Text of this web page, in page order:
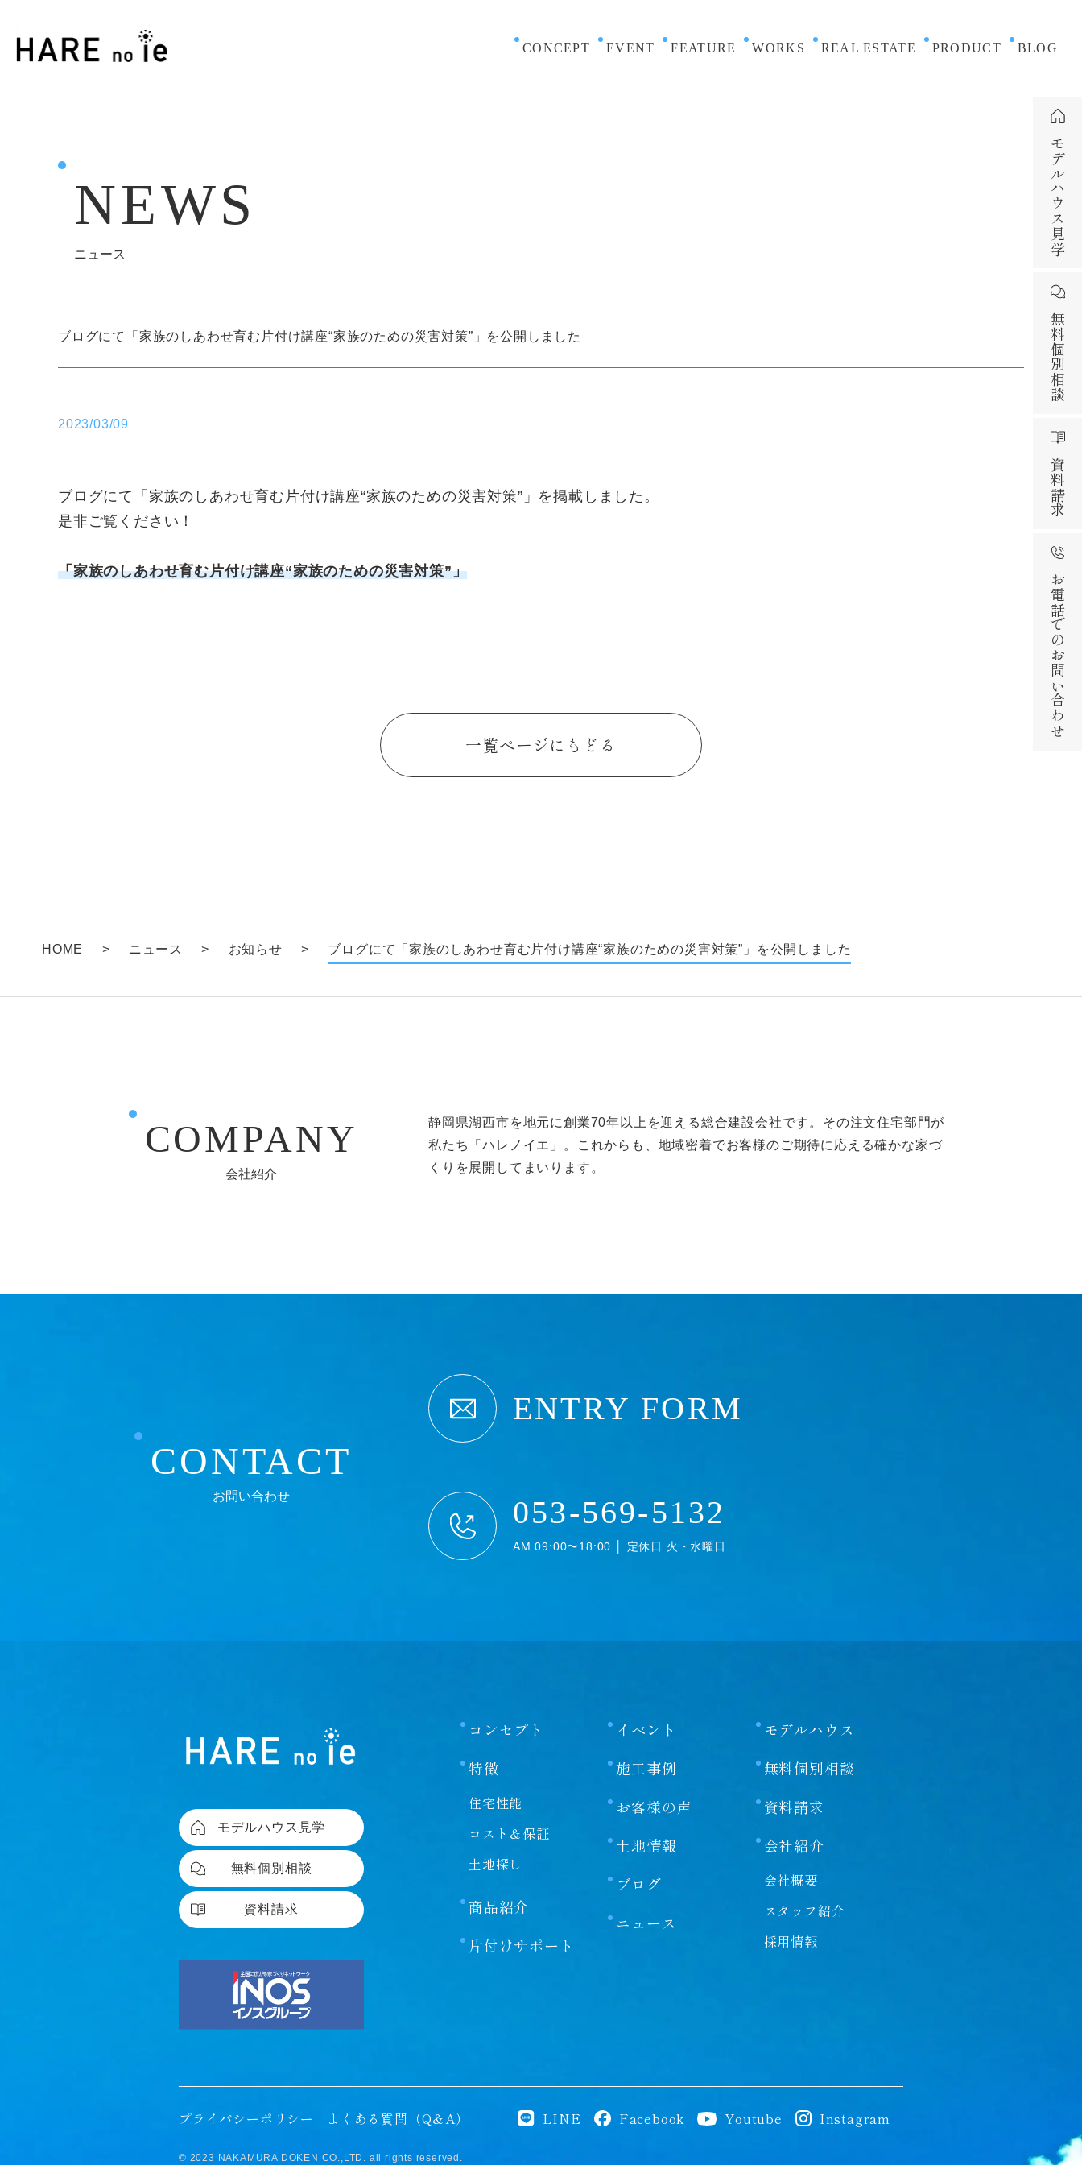
CONCEPT EVENT FEATURE WORKS REAL ESTATE PRODUCT BLOG
モデルハウス見学
無料個別相談
資料請求
お電話でのお問い合わせ
NEWS
ニュース
ブログにて「家族のしあわせ育む片付け講座“家族のための災害対策”」を公開しました
2023/03/09
ブログにて「家族のしあわせ育む片付け講座“家族のための災害対策”」を掲載しました。
是非ご覧ください！
「家族のしあわせ育む片付け講座“家族のための災害対策”」
一覧ページにもどる
HOME > ニュース > お知らせ > ブログにて「家族のしあわせ育む片付け講座“家族のための災害対策”」を公開しました
COMPANY
会社紹介
静岡県湖西市を地元に創業70年以上を迎える総合建設会社です。その注文住宅部門が
私たち「ハレノイエ」。これからも、地域密着でお客様のご期待に応える確かな家づ
くりを展開してまいります。
CONTACT
お問い合わせ
ENTRY FORM
053-569-5132
AM 09:00〜18:00 │ 定休日 火・水曜日
モデルハウス見学
無料個別相談
資料請求
コンセプト
特徴
住宅性能
コスト＆保証
土地探し
商品紹介
片付けサポート
イベント
施工事例
お客様の声
土地情報
ブログ
ニュース
モデルハウス
無料個別相談
資料請求
会社紹介
会社概要
スタッフ紹介
採用情報
プライバシーポリシー よくある質問（Q＆A） Instagram
Youtube
Facebook
LINE
© 2023 NAKAMURA DOKEN CO.,LTD. all rights reserved.